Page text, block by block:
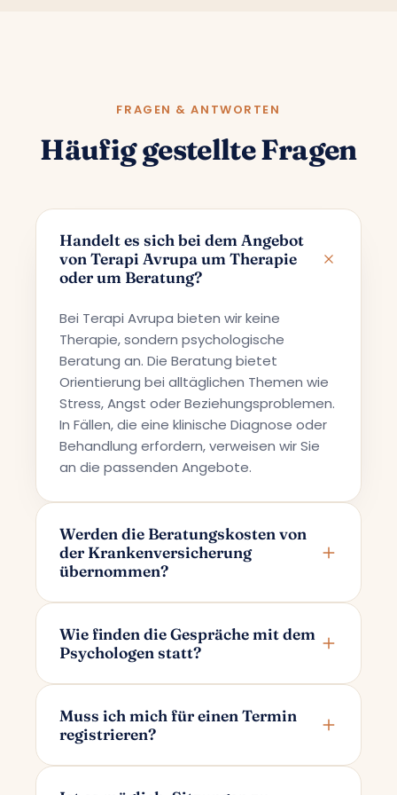
FRAGEN & ANTWORTEN
Häufig gestellte Fragen
Handelt es sich bei dem Angebot
von Terapi Avrupa um Therapie
oder um Beratung?
Bei Terapi Avrupa bieten wir keine
Therapie, sondern psychologische
Beratung an. Die Beratung bietet
Orientierung bei alltäglichen Themen wie
Stress, Angst oder Beziehungsproblemen.
In Fällen, die eine klinische Diagnose oder
Behandlung erfordern, verweisen wir Sie
an die passenden Angebote.
Werden die Beratungskosten von
der Krankenversicherung
übernommen?
Beratungsleistung an; daher werden die
Kosten nicht von den
Wie finden die Gespräche mit dem
Psychologen statt?
Meet statt. Nachdem Sie Ihren Termin
gebucht haben, erhalten Sie per E-Mail
Muss ich mich für einen Termin
registrieren?